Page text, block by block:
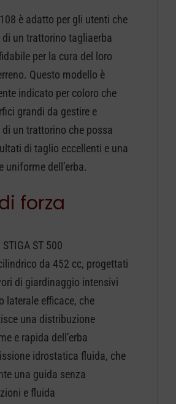
è adatto per gli utenti che
di un trattorino tagliaerba
per la cura del loro
Questo modello è
indicato per coloro che
grandi da gestire e
un trattorino che possa
di taglio eccellenti e una
uniforme dell’erba.
forza
ST 500
da 452 cc, progettati
di giardinaggio intensivi
laterale efficace, che
una distribuzione
e rapida dell’erba
idrostatica fluida, che
una guida senza
e fluida